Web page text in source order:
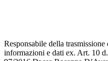
Responsabile della
informazioni e dati ex. Art. 10